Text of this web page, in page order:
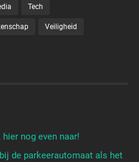
Tech
Veiligheid
nog even naar!
de parkeerautomaat als het